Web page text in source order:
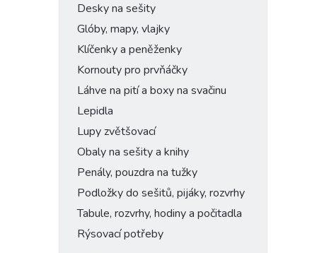
Desky na sešity
Glóby, mapy, vlajky
Klíčenky a peněženky
Kornouty pro prvňáčky
Láhve na pití a boxy na svačinu
Lepidla
Lupy zvětšovací
Obaly na sešity a knihy
Penály, pouzdra na tužky
Podložky do sešitů, pijáky, rozvrhy
Tabule, rozvrhy, hodiny a počitadla
Rýsovací potřeby